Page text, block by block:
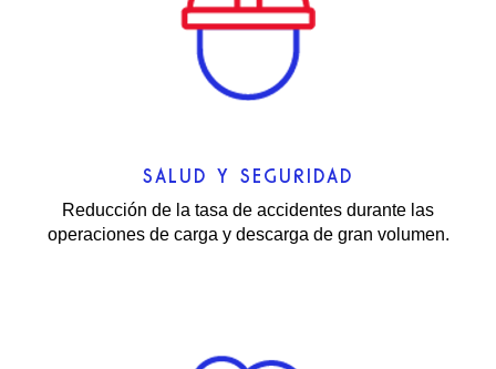
SALUD Y SEGURIDAD
Reducción de la tasa de accidentes durante las
operaciones de carga y descarga de gran volumen.